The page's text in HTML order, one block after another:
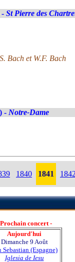
- St Pierre des
Bach et W.F. Bach
- Notre-Dame
1840 1841
concert -
Aujourd'hui
Dimanche 9 Août
Sebastian (Espagne)
Iglesia de Iesu